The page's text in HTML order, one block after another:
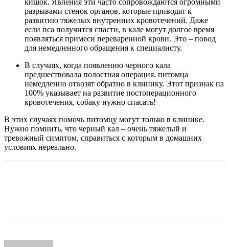
кишок. Явления эти часто сопровождаются огромными
разрывами стенок органов, которые приводят к
развитию тяжелых внутренних кровотечений. Даже
если пса получится спасти, в кале могут долгое время
появляться примеси переваренной крови. Это – повод
для немедленного обращения к специалисту.
В случаях, когда появлению черного кала
предшествовала полостная операция, питомца
немедленно отвозят обратно в клинику. Этот признак на
100% указывает на развитие постоперационного
кровотечения, собаку нужно спасать!
В этих случаях помочь питомцу могут только в клинике.
Нужно помнить, что черный кал – очень тяжелый и
тревожный симптом, справиться с которым в домашних
условиях нереально.